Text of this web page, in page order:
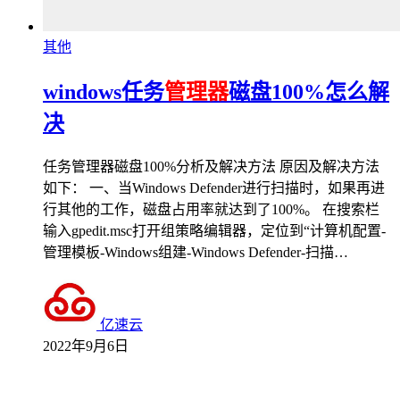
其他
windows任务管理器磁盘100%怎么解
决
任务管理器磁盘100%分析及解决方法 原因及解决方法
如下： 一、当Windows Defender进行扫描时，如果再进
行其他的工作，磁盘占用率就达到了100%。 在搜索栏
输入gpedit.msc打开组策略编辑器，定位到“计算机配置-
管理模板-Windows组建-Windows Defender-扫描…
亿速云
2022年9月6日